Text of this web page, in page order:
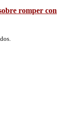
romper con